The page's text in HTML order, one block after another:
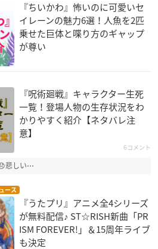
『ちいかわ』怖いのに可愛いセ
イレーンの魅力6選！人魚を2匹
乗せた巨体と喋り方のギャップ
が尊い
『呪術廻戦』キャラクター生死
一覧！登場人物の生存状況をわ
かりやすく紹介【ネタバレ注
意】
6コメント
悲しい⋯
ース
『うたプリ』アニメ全4シリーズ
が無料配信♪ ST☆RISH新曲「PR
ISM FOREVER!」＆15周年ライブ
も決定